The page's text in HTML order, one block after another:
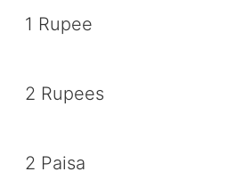
1 Rupee
2 Rupees
2 Paisa